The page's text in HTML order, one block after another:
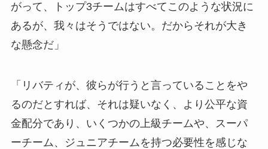
がって、トップ3チームはすべてこのような状況に
あるが、我々はそうではない。だからそれが大き
な懸念だ」
「リバティが、彼らが行うと言っていることをや
るのだとすれば、それは疑いなく、より公平な資
金配分であり、いくつかの上級チームや、スーパ
ーチーム、ジュニアチームを持つ必要性を感じな